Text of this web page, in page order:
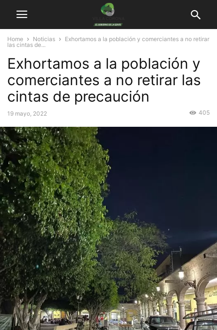
Home Noticias
Exhortamos a la población y comerciantes a no retirar
las cintas de...
Exhortamos a la población y
comerciantes a no retirar las
cintas de precaución
19 mayo, 2022 405